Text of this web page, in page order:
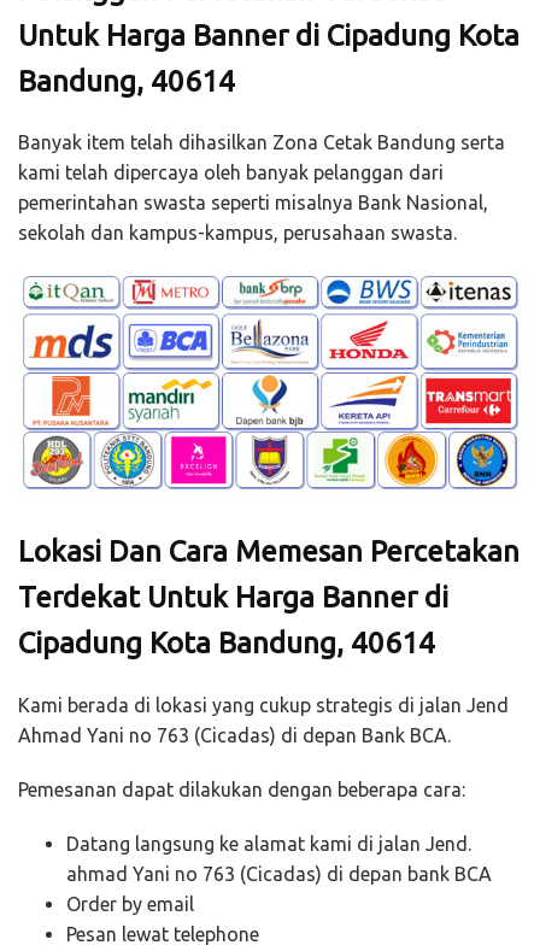
Untuk Harga Banner di Cipadung Kota
Bandung, 40614
Banyak item telah dihasilkan Zona Cetak Bandung serta
kami telah dipercaya oleh banyak pelanggan dari
pemerintahan swasta seperti misalnya Bank Nasional,
sekolah dan kampus-kampus, perusahaan swasta.
Lokasi Dan Cara Memesan Percetakan
Terdekat Untuk Harga Banner di
Cipadung Kota Bandung, 40614
Kami berada di lokasi yang cukup strategis di jalan Jend
Ahmad Yani no 763 (Cicadas) di depan Bank BCA.
Pemesanan dapat dilakukan dengan beberapa cara:
Datang langsung ke alamat kami di jalan Jend.
ahmad Yani no 763 (Cicadas) di depan bank BCA
Order by email
Pesan lewat telephone